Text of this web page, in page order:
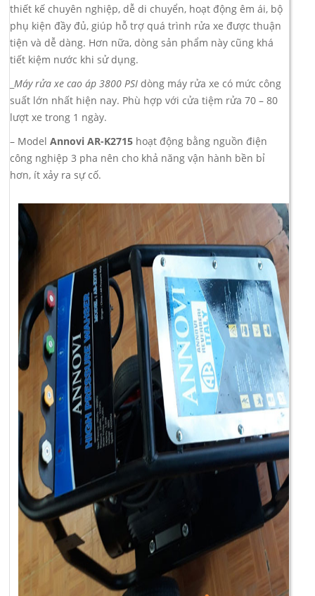
thiết kế chuyên nghiệp, dễ di chuyển, hoạt động êm ái, bộ
phụ kiện đầy đủ, giúp hỗ trợ quá trình rửa xe được thuận
tiện và dễ dàng. Hơn nữa, dòng sản phẩm này cũng khá
tiết kiệm nước khi sử dụng.
_Máy rửa xe cao áp 3800 PSI dòng máy rửa xe có mức công
suất lớn nhất hiện nay. Phù hợp với cửa tiệm rửa 70 – 80
lượt xe trong 1 ngày.
– Model Annovi AR-K2715 hoạt động bằng nguồn điện
công nghiệp 3 pha nên cho khả năng vận hành bền bỉ
hơn, ít xảy ra sự cố.